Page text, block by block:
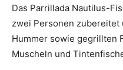
Das Parrillada Nautilus-
zwei Personen zubereitet
Hummer sowie gegrillten
Muscheln und